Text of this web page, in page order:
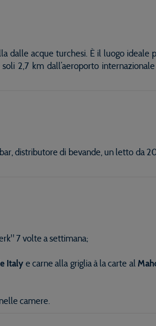
dalle acque turchesi. È il luogo ideale
2,7 km dall’aeroporto
distributore di bevande, un letto da
7 volte a settimana;
Italy e carne alla griglia à la carte al
camere.